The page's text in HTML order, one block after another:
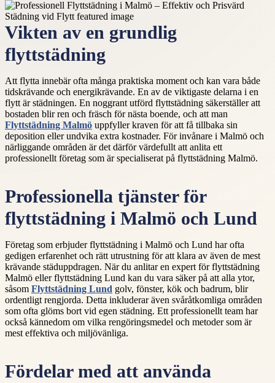
Vikten av en grundlig
flyttstädning
Att flytta innebär ofta många praktiska moment och kan vara både
tidskrävande och energikrävande. En av de viktigaste delarna i en
flytt är städningen. En noggrant utförd flyttstädning säkerställer att
bostaden blir ren och fräsch för nästa boende, och att man
Flyttstädning Malmö uppfyller kraven för att få tillbaka sin
deposition eller undvika extra kostnader. För invånare i Malmö och
närliggande områden är det därför värdefullt att anlita ett
professionellt företag som är specialiserat på flyttstädning Malmö.
Professionella tjänster för
flyttstädning i Malmö och Lund
Företag som erbjuder flyttstädning i Malmö och Lund har ofta
gedigen erfarenhet och rätt utrustning för att klara av även de mest
krävande städuppdragen. När du anlitar en expert för flyttstädning
Malmö eller flyttstädning Lund kan du vara säker på att alla ytor,
såsom Flyttstädning Lund golv, fönster, kök och badrum, blir
ordentligt rengjorda. Detta inkluderar även svåråtkomliga områden
som ofta glöms bort vid egen städning. Ett professionellt team har
också kännedom om vilka rengöringsmedel och metoder som är
mest effektiva och miljövänliga.
Fördelar med att använda